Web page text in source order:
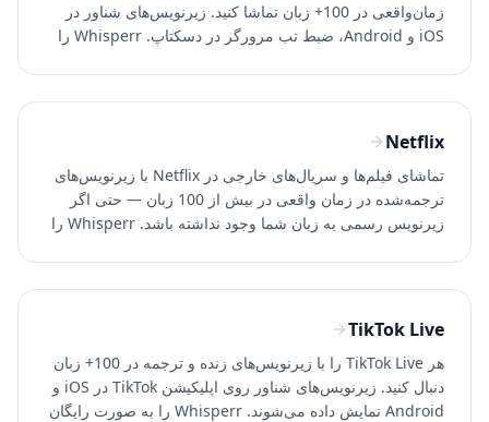
زمان‌واقعی در 100+ زبان تماشا کنید. زیرنویس‌های شناور در
iOS و Android، ضبط تب مرورگر در دسکتاپ. Whisperr را
Netflix
تماشای فیلم‌ها و سریال‌های خارجی در Netflix با زیرنویس‌های
ترجمه‌شده در زمان واقعی در بیش از 100 زبان — حتی اگر
زیرنویس رسمی به زبان شما وجود نداشته باشد. Whisperr را
TikTok Live
هر TikTok Live را با زیرنویس‌های زنده و ترجمه در 100+ زبان
دنبال کنید. زیرنویس‌های شناور روی اپلیکیشن TikTok در iOS و
Android نمایش داده می‌شوند. Whisperr را به صورت رایگان